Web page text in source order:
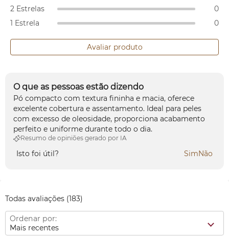
2 Estrelas
0
1 Estrela
0
Avaliar produto
O que as pessoas estão dizendo
Pó compacto com textura fininha e macia, oferece
excelente cobertura e assentamento. Ideal para peles
com excesso de oleosidade, proporciona acabamento
perfeito e uniforme durante todo o dia.
Resumo de opiniões gerado por IA
Isto foi útil? SimNão
Todas avaliações (183)
Ordenar por:
Mais recentes